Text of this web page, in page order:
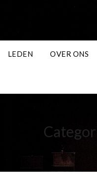
LEDEN OVER ONS